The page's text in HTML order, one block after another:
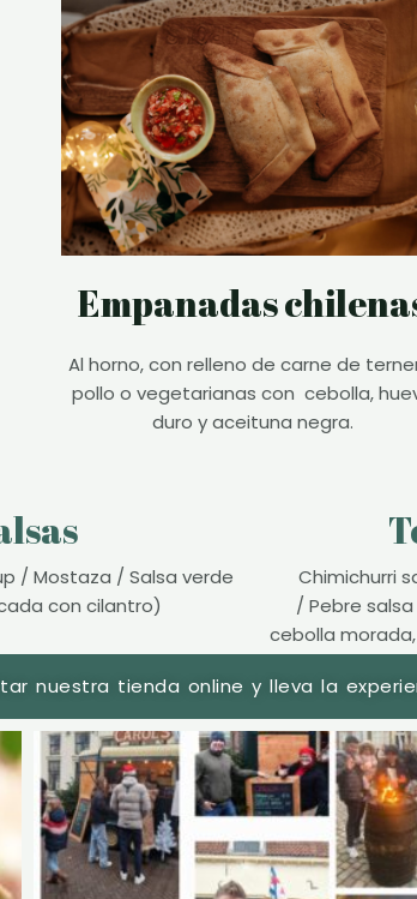
Empanadas
Al horno, con relleno de carne de
pollo o vegetarianas con cebolla,
duro y aceituna negra.
/ Mostaza / Salsa verde
con cilantro)
Chimichurri
/ Pebre
cebolla
nuestra tienda online y lleva la